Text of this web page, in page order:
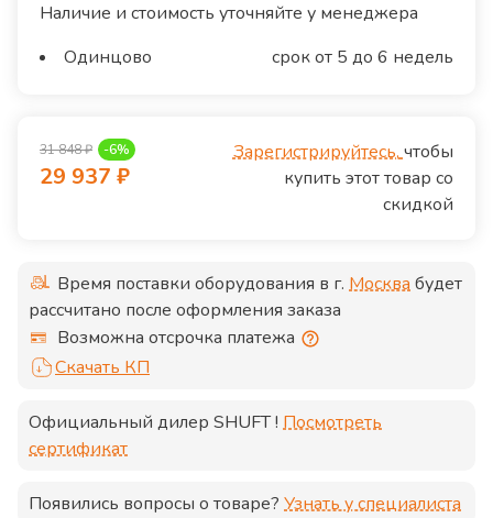
Наличие и стоимость уточняйте у менеджера
Одинцово
срок от 5 до 6 недель
31 848₽ -6%
29 937 ₽
Зарегистрируйтесь,чтобы
купить этот товар со
скидкой
Время поставки оборудования в г. Москвабудет
рассчитано после оформления заказа
Возможна отсрочка платежа
Скачать КП
Официальный дилер SHUFT! Посмотреть
сертификат
Появились вопросы о товаре? Узнать у специалиста